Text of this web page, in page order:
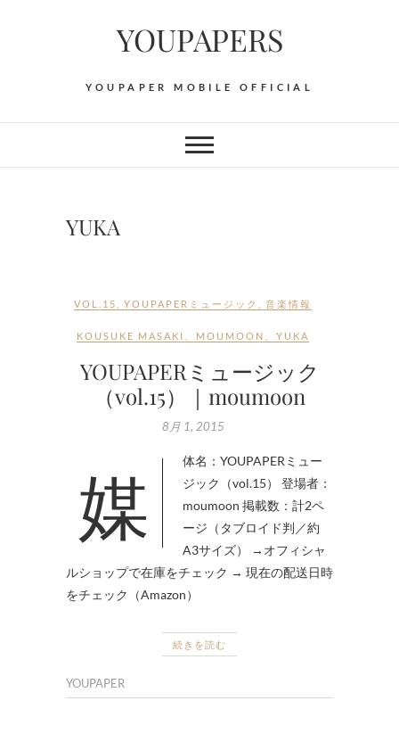
YOUPAPERS
YOUPAPER MOBILE OFFICIAL
YUKA
VOL.15 YOUPAPERミュージック 音楽情報
KOUSUKE MASAKI MOUMOON YUKA
YOUPAPERミュージック
（vol.15）｜moumoon
8月 1, 2015
媒体名：YOUPAPERミュー
ジック（vol.15） 登場者：
moumoon 掲載数：計2ペ
ージ（タブロイド判／約
A3サイズ） →オフィシャ
ルショップで在庫をチェック → 現在の配送日時
をチェック（Amazon）
続きを読む
YOUPAPER